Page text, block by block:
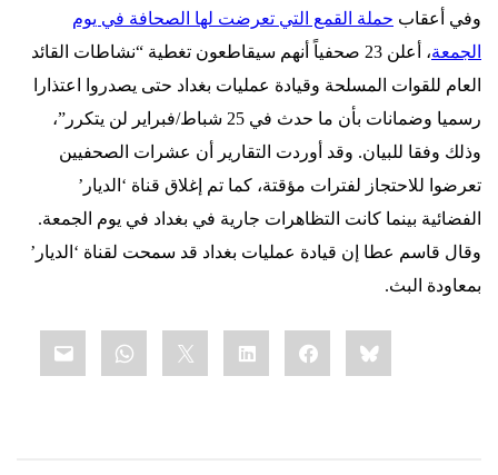
وفي أعقاب حملة القمع التي تعرضت لها الصحافة في يوم
الجمعة
، أعلن 23 صحفياً أنهم سيقاطعون تغطية “نشاطات القائد
العام للقوات المسلحة وقيادة عمليات بغداد حتى يصدروا اعتذارا
رسميا وضمانات بأن ما حدث في 25 شباط/فبراير لن يتكرر”،
وذلك وفقا للبيان. وقد أوردت التقارير أن عشرات الصحفيين
تعرضوا للاحتجاز لفترات مؤقتة، كما تم إغلاق قناة ‘الديار’
الفضائية بينما كانت التظاهرات جارية في بغداد في يوم الجمعة.
وقال قاسم عطا إن قيادة عمليات بغداد قد سمحت لقناة ‘الديار’
بمعاودة البث.
Bluesky
Facebook
LinkedIn